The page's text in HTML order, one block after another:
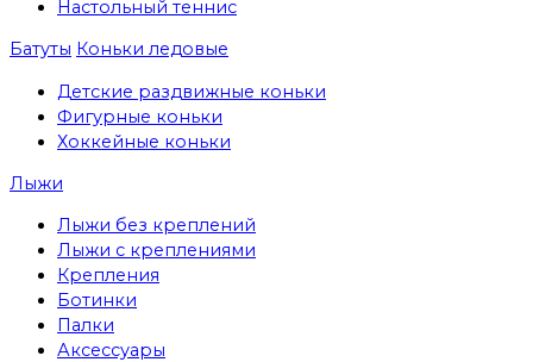
Настольный теннис
Батуты Коньки ледовые
Детские раздвижные коньки
Фигурные коньки
Хоккейные коньки
Лыжи
Лыжи без креплений
Лыжи с креплениями
Крепления
Ботинки
Палки
Аксессуары